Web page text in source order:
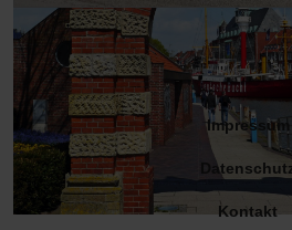
Impressum
Kontakt